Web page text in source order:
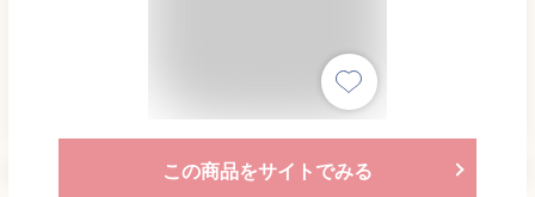
この商品をサイトでみる